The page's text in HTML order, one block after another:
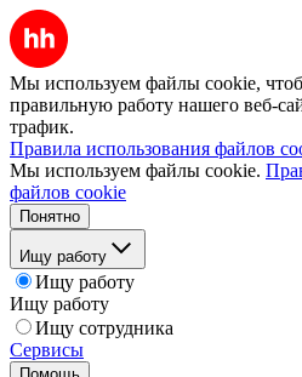
Мы используем файлы cookie,
правильную работу нашего веб-
трафик.
Правила использования файлов
Мы используем файлы cookie.
файлов cookie
Понятно
Ищу работу
Ищу работу
Ищу работу
Ищу сотрудника
Сервисы